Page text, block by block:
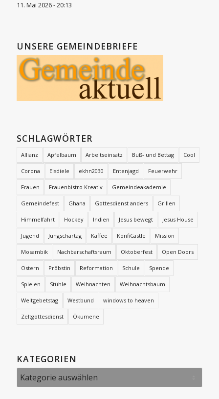
11. Mai 2026 - 20:13
UNSERE GEMEINDEBRIEFE
SCHLAGWÖRTER
Allianz Apfelbaum Arbeitseinsatz Buß- und Bettag Cool
Corona Eisdiele ekhn2030 Entenjagd Feuerwehr
Frauen Frauenbistro Kreativ Gemeindeakademie
Gemeindefest Ghana Gottesdienst anders Grillen
Himmelfahrt Hockey Indien Jesus bewegt Jesus House
Jugend Jungschartag Kaffee KonfiCastle Mission
Mosambik Nachbarschaftsraum Oktoberfest Open Doors
Ostern Pröbstin Reformation Schule Spende
Spielen Stühle Weihnachten Weihnachtsbaum
Weltgebetstag Westbund windows to heaven
Zeltgottesdienst Ökumene
KATEGORIEN
Kategorien